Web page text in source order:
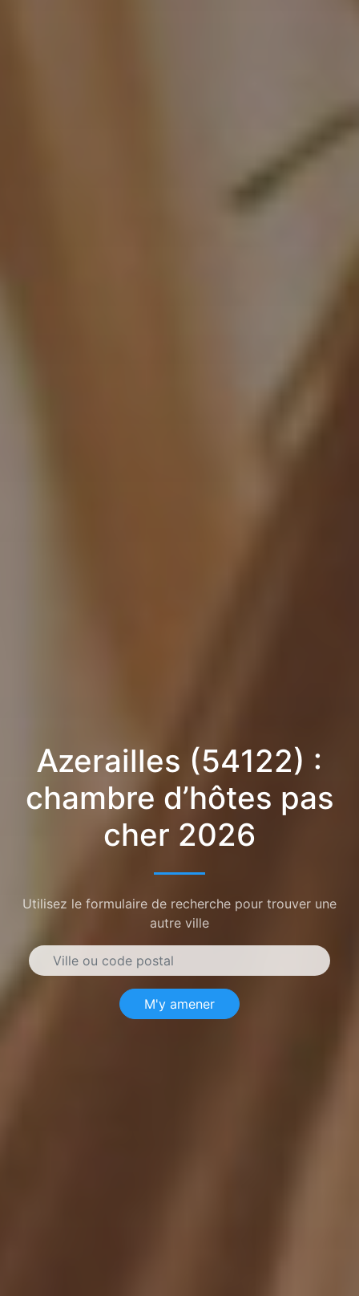
Azerailles (54122) :
chambre d’hôtes pas
cher 2026
Utilisez le formulaire de recherche pour trouver une
autre ville
M'y amener